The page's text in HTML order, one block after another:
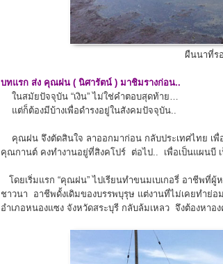
ผืนนาที่ร
บทแรก ส่ง คุณฝน ( นิศารัตน์ ) มาชิมรางก่อน..
ในสมัยปัจจุบัน “เงิน” ไม่ใช่คำตอบสุดท้าย…
แต่ก็ต้องมีบ้างเพื่อดำรงอยู่ในสังคมปัจจุบัน..
คุณฝน จึงตัดสินใจ ลาออกมาก่อน กลับประเทศไทย เพื่
คุณกานต์ คงทำงานอยู่ที่สิงคโปร์ ต่อไป.. เพื่อเป็นแผนบี เ
โดยเริ่มแรก “คุณฝน” ไปเรียนทำขนมเบเกอรี่ อาชีพ
ชาวนา อาชีพดั้งเดิมของบรรพบุรุษ แต่งานที่ไม่เคยทำย่
อำเภอหนองแซง จังหวัดสระบุรี กลับล้มเหลว จึงต้องหาอ